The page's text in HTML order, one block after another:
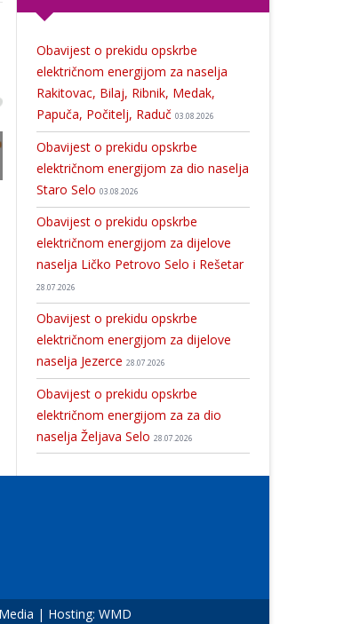
Omladinska Udruga Podum organizira festival REFUGEE WEEK PODUM
Obavijest o prekidu opskrbe
električnom energijom za naselja
Rakitovac, Bilaj, Ribnik, Medak,
Papuča, Počitelj, Raduč 03.08.2026
Obavijest o prekidu opskrbe
električnom energijom za dio naselja
Staro Selo 03.08.2026
Obavijest o prekidu opskrbe
električnom energijom za dijelove
naselja Ličko Petrovo Selo i Rešetar
28.07.2026
Obavijest o prekidu opskrbe
električnom energijom za dijelove
naselja Jezerce 28.07.2026
Obavijest o prekidu opskrbe
električnom energijom za za dio
naselja Željava Selo 28.07.2026
| Hosting: WMD